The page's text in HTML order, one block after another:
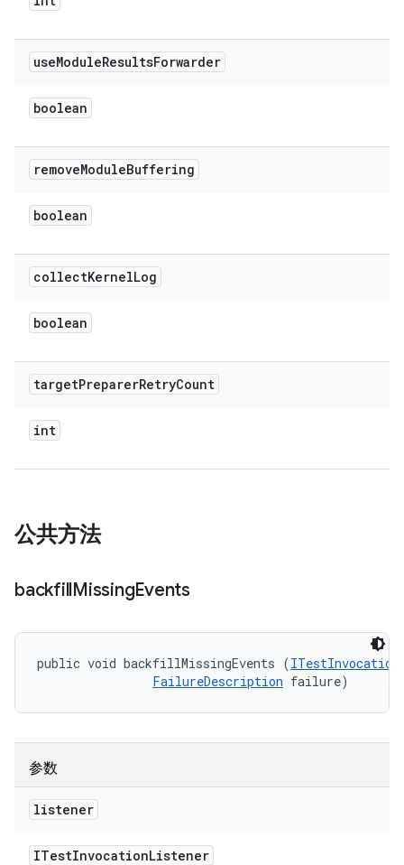
useModuleResultsForwarder
boolean
removeModuleBuffering
boolean
collectKernelLog
boolean
targetPreparerRetryCount
int
公共方法
backfillMissingEvents
public void backfillMissingEvents (
FailureDescription failure)
参数
listener
ITestInvocationListener